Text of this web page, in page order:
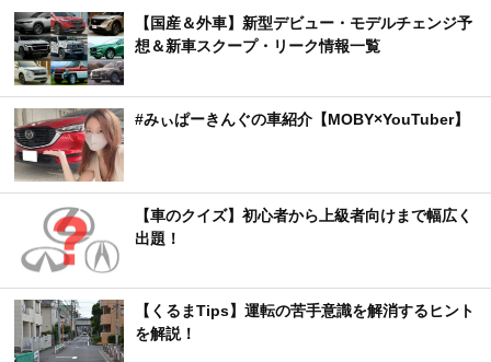
【国産＆外車】新型デビュー・モデルチェンジ予
想＆新車スクープ・リーク情報一覧
#みぃぱーきんぐの車紹介【MOBY×YouTuber】
【車のクイズ】初心者から上級者向けまで幅広く
出題！
【くるまTips】運転の苦手意識を解消するヒント
を解説！